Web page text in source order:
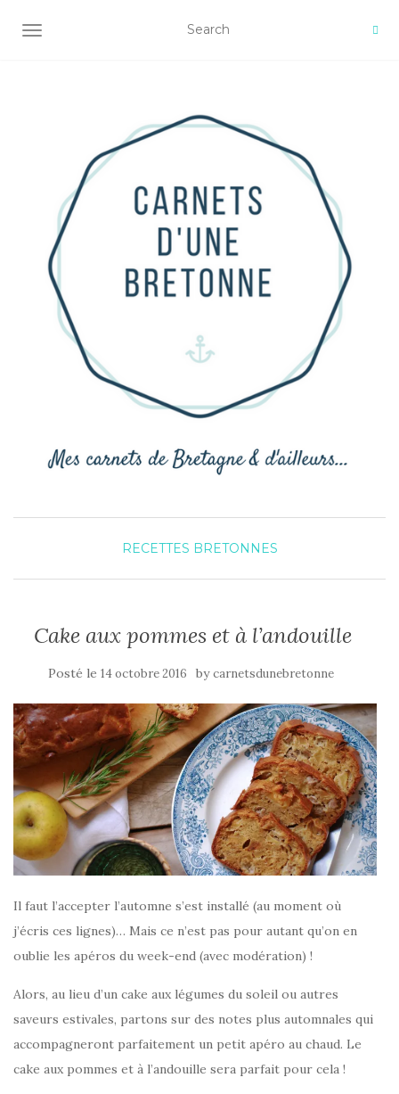
AFFICHER/MASQUER LA NAVIGATION
RECETTES BRETONNES
Cake aux pommes et à l’andouille
Posté le 14 octobre 2016 bycarnetsdunebretonne
Il faut l’accepter l’automne s’est installé (au moment où
j’écris ces lignes)… Mais ce n’est pas pour autant qu’on en
oublie les apéros du week-end (avec modération) !
Alors, au lieu d’un cake aux légumes du soleil ou autres
saveurs estivales, partons sur des notes plus automnales qui
accompagneront parfaitement un petit apéro au chaud. Le
cake aux pommes et à l’andouille sera parfait pour cela !